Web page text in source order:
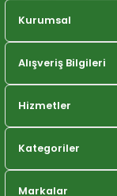
Kurumsal
Alışveriş Bilgileri
Hizmetler
Kategoriler
Markalar